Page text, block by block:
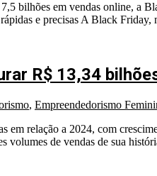
bilhões em vendas online, a
e precisas A Black Friday,
R$ 13,34
, Empreendedorismo
em relação a 2024, com
volumes de vendas de sua